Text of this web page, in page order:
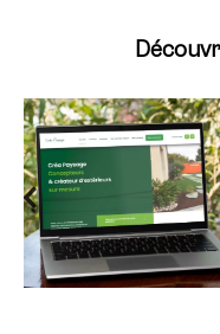
Une stratégie de
communication
globale
pour un